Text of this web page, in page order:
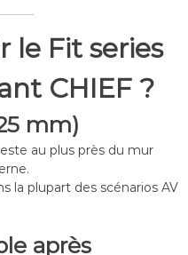
le Fit series
CHIEF ?
mm)
au plus près du mur
la plupart des scénarios AV
après